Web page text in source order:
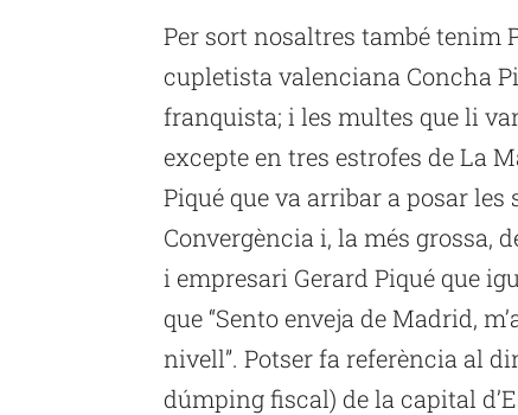
Per sort nosaltres també tenim
cupletista valenciana Concha
franquista; i les multes que li
excepte en tres estrofes de La
Piqué que va arribar a posar les
Convergència i, la més grossa,
i empresari Gerard Piqué que
que “Sento enveja de Madrid,
nivell”. Potser fa referència al
dúmping fiscal) de la capital